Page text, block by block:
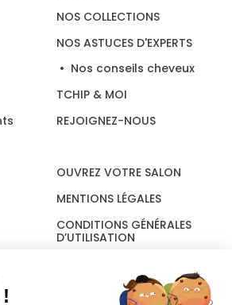
NOS COLLECTIONS
NOS ASTUCES D'EXPERTS
Nos conseils cheveux
TCHIP & MOI
REJOIGNEZ-NOUS
OUVREZ VOTRE SALON
MENTIONS LÉGALES
CONDITIONS GÉNÉRALES
D’UTILISATION
Suivez-nous